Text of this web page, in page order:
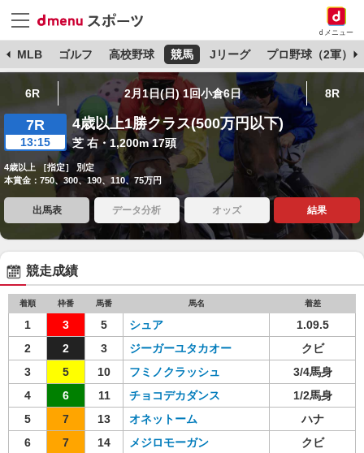
dメニュー
MLB ゴルフ 高校野球 競馬 Jリーグ プロ野球（2軍）
6R 2月1日(日) 1回小倉6日 8R
7R
13:15
4歳以上1勝クラス(500万円以下)
芝 右・1,200m 17頭
4歳以上 ［指定］ 別定
本賞金：750、300、190、110、75万円
出馬表 データ分析 オッズ 結果
競走成績
着順 枠番 馬番 馬名 着差
1 3 5 シュア
1.09.5
2
2 3 ジーガーユタカオー
クビ
3
5 10 フミノクラッシュ
3/4馬身
4
6 11 チョコデカダンス
1/2馬身
5
7 13 オネットーム
ハナ
6
7 14 メジロモーガン
クビ